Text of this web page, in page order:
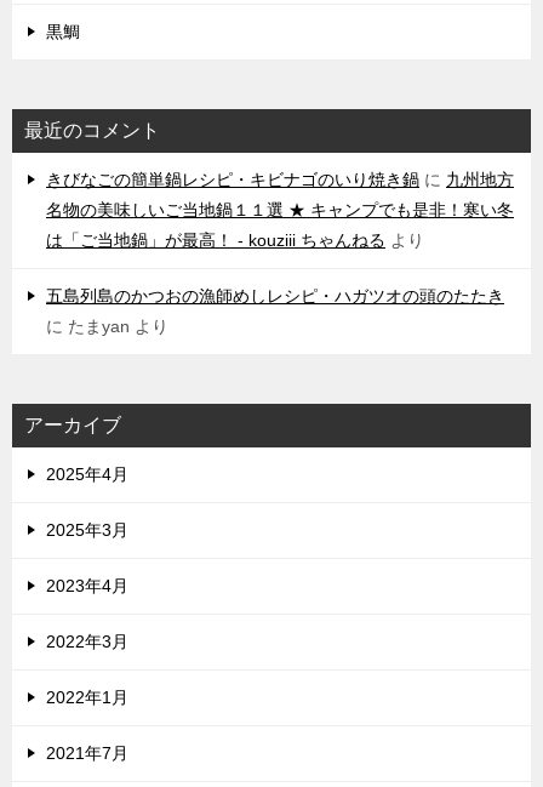
黒鯛
最近のコメント
きびなごの簡単鍋レシピ・キビナゴのいり焼き鍋 に 九州地方
名物の美味しいご当地鍋１１選 ★ キャンプでも是非！寒い冬
は「ご当地鍋」が最高！ - kouziii ちゃんねる より
五島列島のかつおの漁師めしレシピ・ハガツオの頭のたたき
に たまyan より
アーカイブ
2025年4月
2025年3月
2023年4月
2022年3月
2022年1月
2021年7月